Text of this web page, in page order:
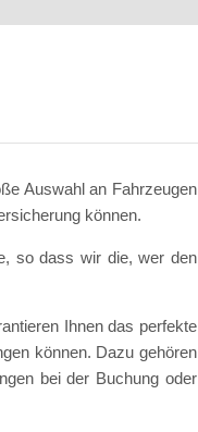
Auswahl an Fahrzeugen
können.
so dass wir die, wer den
Ihnen das perfekte
können. Dazu gehören
bei der Buchung oder